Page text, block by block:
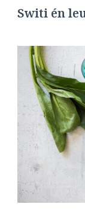
Switi én